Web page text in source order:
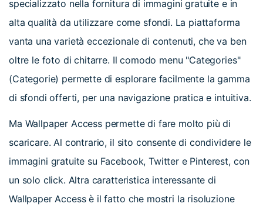
specializzato nella fornitura di immagini gratuite e in
alta qualità da utilizzare come sfondi. La piattaforma
vanta una varietà eccezionale di contenuti, che va ben
oltre le foto di chitarre. Il comodo menu "Categories"
(Categorie) permette di esplorare facilmente la gamma
di sfondi offerti, per una navigazione pratica e intuitiva.
Ma Wallpaper Access permette di fare molto più di
scaricare. Al contrario, il sito consente di condividere le
immagini gratuite su Facebook, Twitter e Pinterest, con
un solo click. Altra caratteristica interessante di
Wallpaper Access è il fatto che mostri la risoluzione